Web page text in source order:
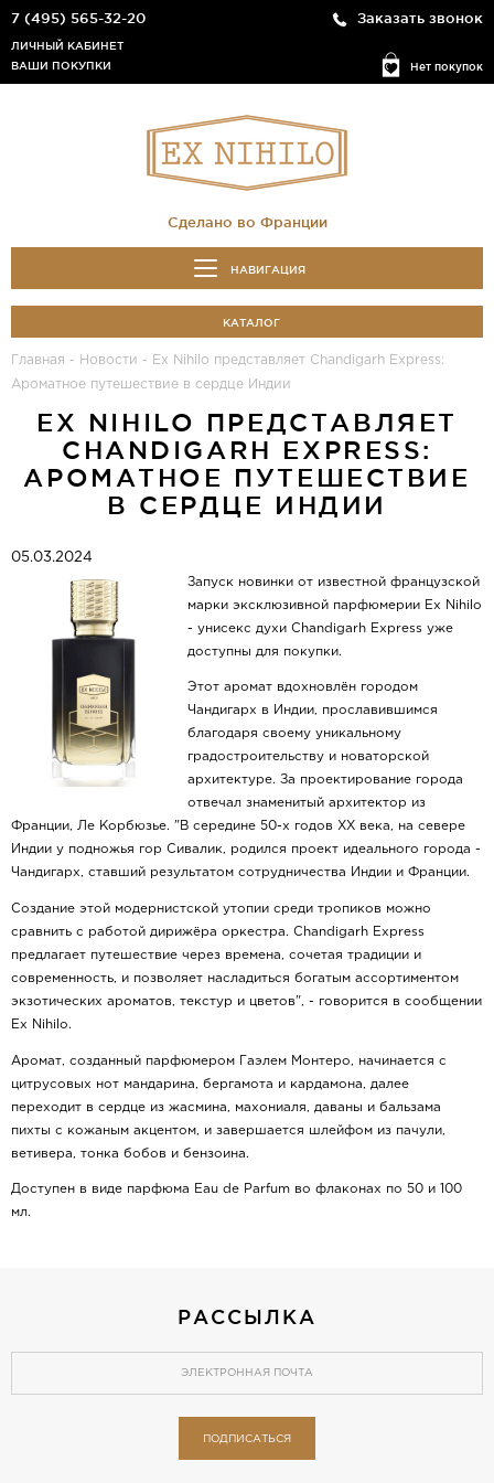
7 (495) 565-32-20 Заказать звонок
Нет покупок
ЛИЧНЫЙ КАБИНЕТ
ВАШИ ПОКУПКИ
Сделано во Франции
НАВИГАЦИЯ
КАТАЛОГ
Главная - Новости -
Ex Nihilo представляет Chandigarh Express:
Ароматное путешествие в сердце Индии
EX NIHILO ПРЕДСТАВЛЯЕТ
CHANDIGARH EXPRESS:
АРОМАТНОЕ ПУТЕШЕСТВИЕ
В СЕРДЦЕ ИНДИИ
05.03.2024
Запуск новинки от известной французской
марки эксклюзивной парфюмерии Ex Nihilo
- унисекс духи Chandigarh Express уже
доступны для покупки.
Этот аромат вдохновлён городом
Чандигарх в Индии, прославившимся
благодаря своему уникальному
градостроительству и новаторской
архитектуре. За проектирование города
отвечал знаменитый архитектор из
Франции, Ле Корбюзье. "В середине 50-х годов XX века, на севере
Индии у подножья гор Сивалик, родился проект идеального города -
Чандигарх, ставший результатом сотрудничества Индии и Франции.
Создание этой модернистской утопии среди тропиков можно
сравнить с работой дирижёра оркестра. Chandigarh Express
предлагает путешествие через времена, сочетая традиции и
современность, и позволяет насладиться богатым ассортиментом
экзотических ароматов, текстур и цветов", - говорится в сообщении
Ex Nihilo.
Аромат, созданный парфюмером Гаэлем Монтеро, начинается с
цитрусовых нот мандарина, бергамота и кардамона, далее
переходит в сердце из жасмина, махониаля, даваны и бальзама
пихты с кожаным акцентом, и завершается шлейфом из пачули,
ветивера, тонка бобов и бензоина.
Доступен в виде парфюма Eau de Parfum во флаконах по 50 и 100
мл.
РАССЫЛКА
ПОДПИСАТЬСЯ